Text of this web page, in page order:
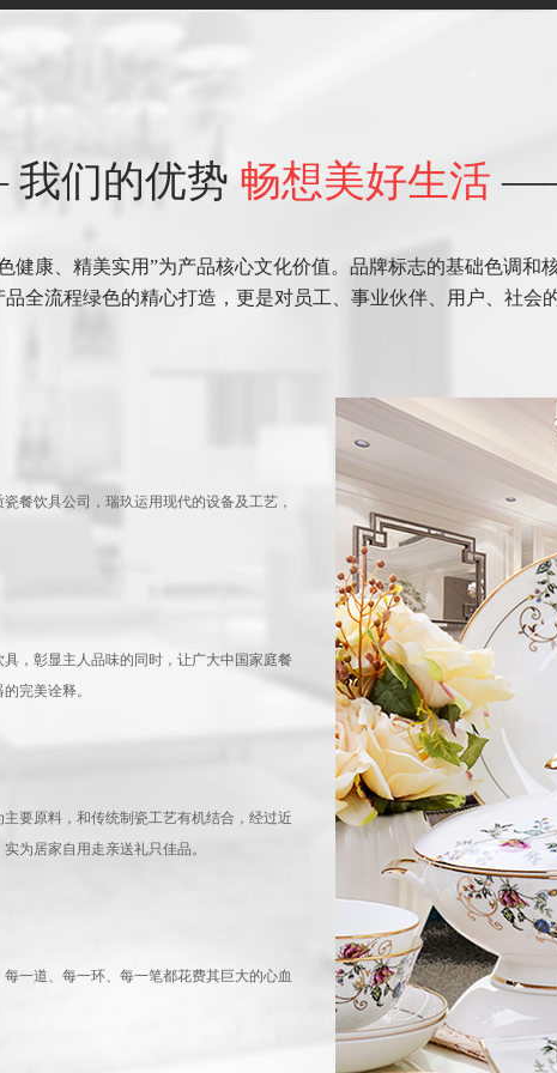
们的优势 畅想美好生活
健康、精美实用”为产品核心文化价值。品牌标志的基础色调和
全流程绿色的精心打造，更是对员工、事业伙伴、用户、社会
餐饮具公司，瑞玖运用现代的设备及工艺，
，彰显主人品味的同时，让广大中国家庭餐
完美诠释。
要原料，和传统制瓷工艺有机结合，经过近
为居家自用走亲送礼只佳品。
一道、每一环、每一笔都花费其巨大的心血